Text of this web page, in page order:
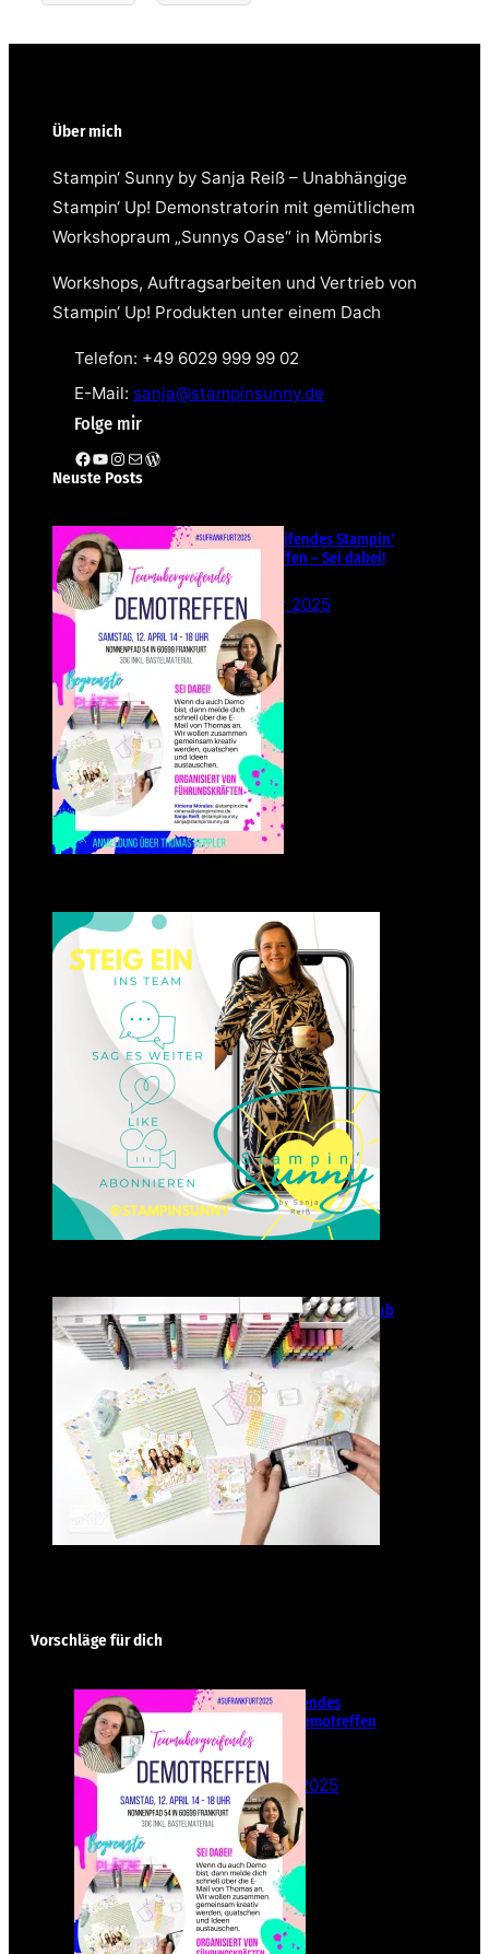
Über mich
Stampin‘ Sunny by Sanja Reiß – Unabhängige
Stampin‘ Up! Demonstratorin mit gemütlichem
Workshopraum „Sunnys Oase“ in Mömbris
Workshops, Auftragsarbeiten und Vertrieb von
Stampin‘ Up! Produkten unter einem Dach
Telefon: +49 6029 999 99 02
E-Mail: sanja@stampinsunny.de
Folge mir
Facebook YouTube Instagram E-Mail WordPress
Neuste Posts
Teamübergreifendes Stampin‘
Up! Demotreffen – Sei dabei!
26. Februar 2025
Einsteigen 2025 im Team
Stampin‘ Sunny
23. Januar 2025
GANZ NEU: Scrapbooking Club
2025
21. Januar 2025
Vorschläge für dich
Teamübergreifendes
Stampin‘ Up! Demotreffen
– Sei dabei!
26. Februar 2025